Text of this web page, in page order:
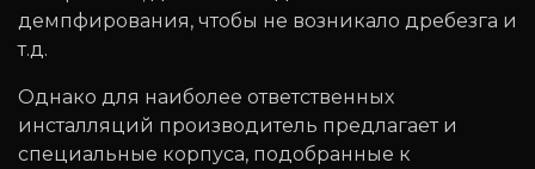
демпфирования, чтобы не возникало дребезга и
т.д.
Однако для наиболее ответственных
инсталляций производитель предлагает и
специальные корпуса, подобранные к